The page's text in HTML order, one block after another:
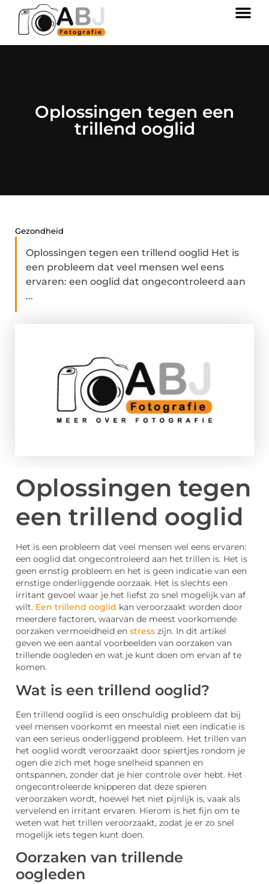
Oplossingen tegen een
trillend ooglid
Gezondheid
Oplossingen tegen een trillend ooglid Het is
een probleem dat veel mensen wel eens
ervaren: een ooglid dat ongecontroleerd aan
...
Oplossingen tegen
een trillend ooglid
Het is een probleem dat veel mensen wel eens ervaren:
een ooglid dat ongecontroleerd aan het trillen is. Het is
geen ernstig probleem en het is geen indicatie van een
ernstige onderliggende oorzaak. Het is slechts een
irritant gevoel waar je het liefst zo snel mogelijk van af
wilt. Een trillend ooglid kan veroorzaakt worden door
meerdere factoren, waarvan de meest voorkomende
oorzaken vermoeidheid en stress zijn. In dit artikel
geven we een aantal voorbeelden van oorzaken van
trillende oogleden en wat je kunt doen om ervan af te
komen.
Wat is een trillend ooglid?
Een trillend ooglid is een onschuldig probleem dat bij
veel mensen voorkomt en meestal niet een indicatie is
van een serieus onderliggend probleem. Het trillen van
het ooglid wordt veroorzaakt door spiertjes rondom je
ogen die zich met hoge snelheid spannen en
ontspannen, zonder dat je hier controle over hebt. Het
ongecontroleerde knipperen dat deze spieren
veroorzaken wordt, hoewel het niet pijnlijk is, vaak als
vervelend en irritant ervaren. Hierom is het fijn om te
weten wat het trillen veroorzaakt, zodat je er zo snel
mogelijk iets tegen kunt doen.
Oorzaken van trillende
oogleden